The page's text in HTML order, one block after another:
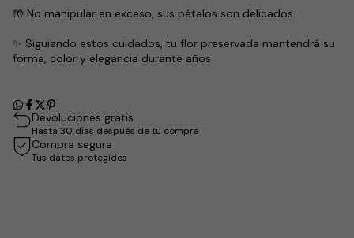
🤲 No manipular en exceso, sus pétalos son delicados.
✨ Siguiendo estos cuidados, tu flor preservada mantendrá su
forma, color y elegancia durante años
Devoluciones gratis
Hasta 30 días después de tu compra
Compra segura
Tus datos protegidos